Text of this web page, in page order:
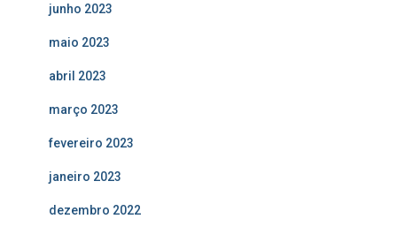
junho 2023
maio 2023
abril 2023
março 2023
fevereiro 2023
janeiro 2023
dezembro 2022